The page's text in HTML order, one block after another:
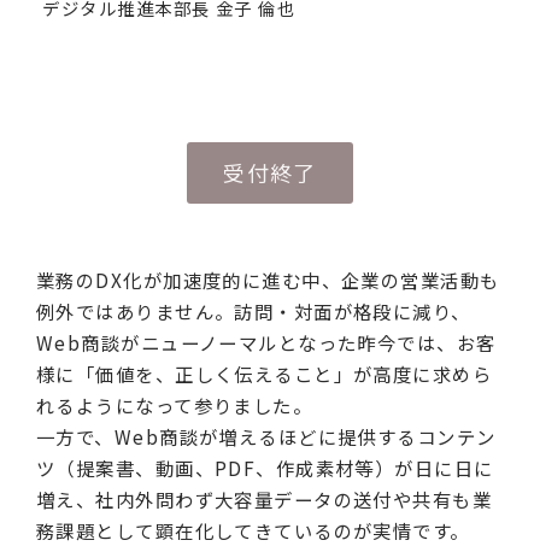
デジタル推進本部長 金子 倫也
受付終了
業務のDX化が加速度的に進む中、企業の営業活動も
例外ではありません。訪問・対面が格段に減り、
Web商談がニューノーマルとなった昨今では、お客
様に「価値を、正しく伝えること」が高度に求めら
れるようになって参りました。
一方で、Web商談が増えるほどに提供するコンテン
ツ（提案書、動画、PDF、作成素材等）が日に日に
増え、社内外問わず大容量データの送付や共有も業
務課題として顕在化してきているのが実情です。